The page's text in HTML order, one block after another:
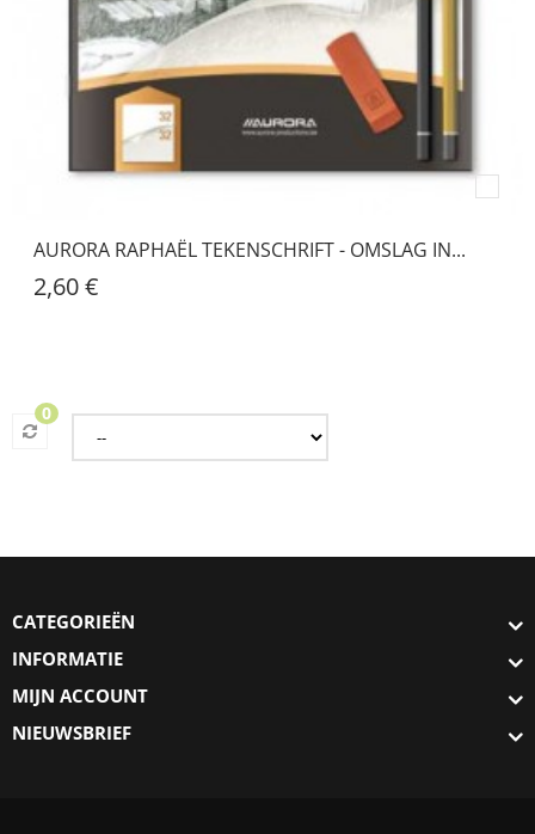
AURORA RAPHAËL TEKENSCHRIFT - OMSLAG IN...
2,60 €
0
CATEGORIEËN
INFORMATIE
MIJN ACCOUNT
NIEUWSBRIEF